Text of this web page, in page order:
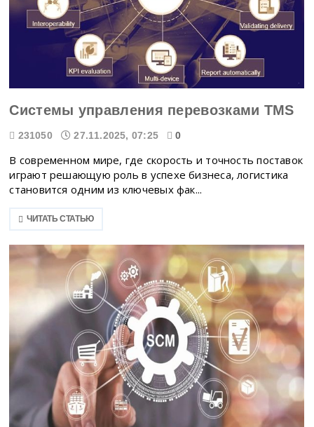
Системы управления перевозками TMS
231050 27.11.2025, 07:25 0
В современном мире, где скорость и точность поставок
играют решающую роль в успехе бизнеса, логистика
становится одним из ключевых фак...
ЧИТАТЬ СТАТЬЮ